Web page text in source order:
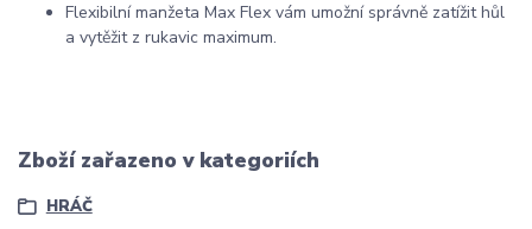
Flexibilní manžeta Max Flex vám umožní správně zatížit hůl
a vytěžit z rukavic maximum.
Zboží zařazeno v kategoriích
HRÁČ